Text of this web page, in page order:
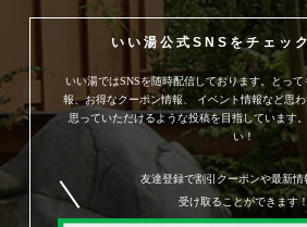
いい湯公式SNSをチェッ
いい湯ではSNSを随時配信しております。とっ
報、お得なクーポン情報、
イベント情報など思
思っていただけるような投稿を目指しています。
い！
友達登録で割引クーポンや最新情
受け取ることができます！